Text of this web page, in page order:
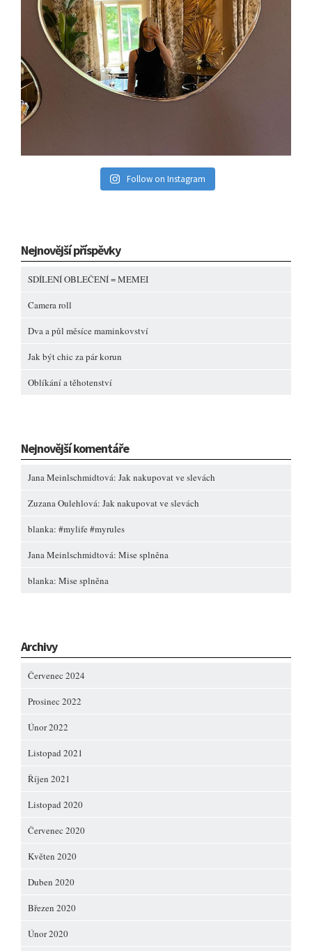
Follow on Instagram
Nejnovější příspěvky
SDÍLENÍ OBLEČENÍ = MEMEI
Camera roll
Dva a půl měsíce maminkovství
Jak být chic za pár korun
Oblíkání a těhotenství
Nejnovější komentáře
Jana Meinlschmidtová: Jak nakupovat ve slevách
Zuzana Oulehlová: Jak nakupovat ve slevách
blanka: #mylife #myrules
Jana Meinlschmidtová: Mise splněna
blanka: Mise splněna
Archivy
Červenec 2024
Prosinec 2022
Únor 2022
Listopad 2021
Říjen 2021
Listopad 2020
Červenec 2020
Květen 2020
Duben 2020
Březen 2020
Únor 2020